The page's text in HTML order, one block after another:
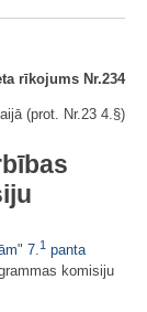
rīkojums Nr.234
(prot. Nr.23 4.§)
" 7.1 panta
komisiju